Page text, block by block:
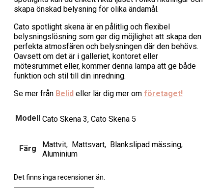
skapa önskad belysning för olika ändamål.
Cato spotlight skena är en pålitlig och flexibel
belysningslösning som ger dig möjlighet att skapa den
perfekta atmosfären och belysningen där den behövs.
Oavsett om det är i galleriet, kontoret eller
mötesrummet eller, kommer denna lampa att ge både
funktion och stil till din inredning.
Se mer från Belid eller lär dig mer om företaget!
Modell Cato Skena 3, Cato Skena 5
Färg
Mattvit, Mattsvart, Blankslipad mässing,
Aluminium
Det finns inga recensioner än.